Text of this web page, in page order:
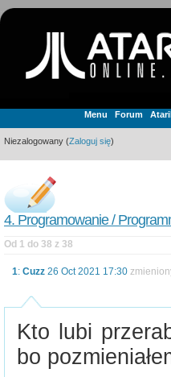
Menu Forum
Niezalogowany (Zaloguj się)
4. Programowanie /
Od 1 do 38 z 38
1: Cuzz 26 Oct 2021 17:30
Kto lubi
bo